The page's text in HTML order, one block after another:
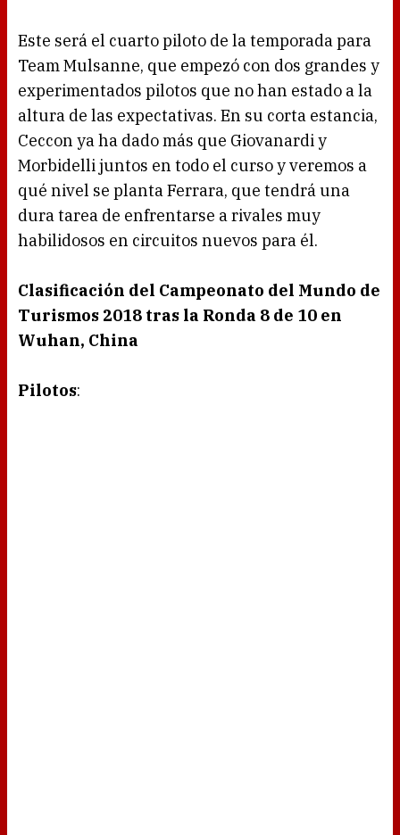
Este será el cuarto piloto de la temporada para
Team Mulsanne, que empezó con dos grandes y
experimentados pilotos que no han estado a la
altura de las expectativas. En su corta estancia,
Ceccon ya ha dado más que Giovanardi y
Morbidelli juntos en todo el curso y veremos a
qué nivel se planta Ferrara, que tendrá una
dura tarea de enfrentarse a rivales muy
habilidosos en circuitos nuevos para él.
Clasificación del Campeonato del Mundo de
Turismos 2018 tras la Ronda 8 de 10 en
Wuhan, China
Pilotos: